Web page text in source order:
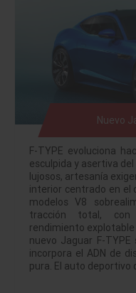
Nuevo
F-TYPE evoluciona
esculpida y asertiva
lujosos, artesanía
interior centrado en el
modelos V8
tracción total,
rendimiento
nuevo Jaguar F-
incorpora el ADN de
pura. El auto deportivo